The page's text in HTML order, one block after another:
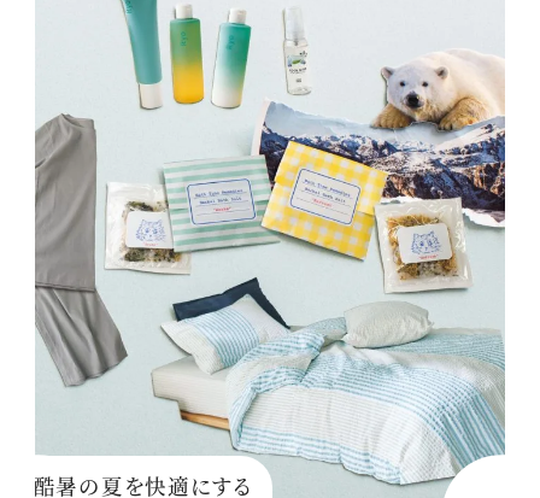
酷暑の夏を快適にする